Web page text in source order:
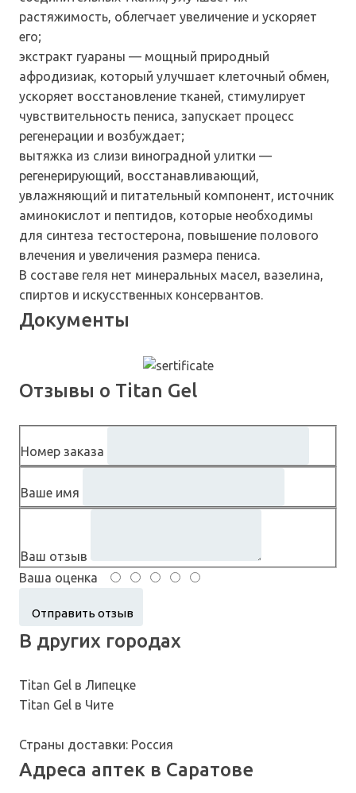
растяжимость, облегчает увеличение и ускоряет
его;
экстракт гуараны — мощный природный
афродизиак, который улучшает клеточный обмен,
ускоряет восстановление тканей, стимулирует
чувствительность пениса, запускает процесс
регенерации и возбуждает;
вытяжка из слизи виноградной улитки —
регенерирующий, восстанавливающий,
увлажняющий и питательный компонент, источник
аминокислот и пептидов, которые необходимы
для синтеза тестостерона, повышение полового
влечения и увеличения размера пениса.
В составе геля нет минеральных масел, вазелина,
спиртов и искусственных консервантов.
Документы
Отзывы о Titan Gel
Номер заказа
Ваше имя
Ваш отзыв
Ваша оценка
В других городах
Titan Gel в Липецке
Titan Gel в Чите
Страны доставки: Россия
Адреса аптек в Саратове